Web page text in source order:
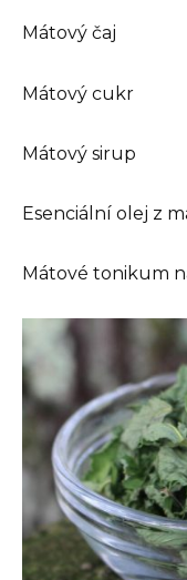
Mátový čaj
Mátový cukr
Mátový sirup
Esenciální olej z
Mátové tonikum